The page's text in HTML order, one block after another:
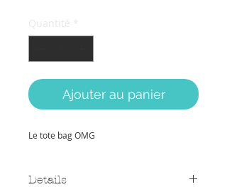
Ajouter au panier
Le tote bag OMG
Details